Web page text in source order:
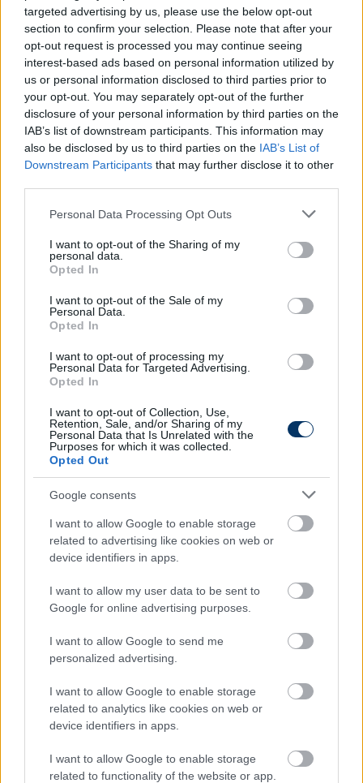
targeted advertising by us, please use the below opt-out
section to confirm your selection. Please note that after your
opt-out request is processed you may continue seeing
interest-based ads based on personal information utilized by
us or personal information disclosed to third parties prior to
your opt-out. You may separately opt-out of the further
disclosure of your personal information by third parties on the
IAB’s list of downstream participants. This information may
also be disclosed by us to third parties on the IAB’s List of
Downstream Participants that may further disclose it to other
Please note that this website/app uses one or more Google
not limited to your visit or usage behaviour. You may click to
grant or deny consent to Google and its third-party tags to
use your data for below specified purposes in below Google
consent section.
Personal Data Processing Opt Outs
I want to opt-out of the Sharing of my
personal data.
Opted In
I want to opt-out of the Sale of my
Personal Data.
Opted In
I want to opt-out of processing my
Personal Data for Targeted Advertising.
Opted In
I want to opt-out of Collection, Use,
Retention, Sale, and/or Sharing of my
Personal Data that Is Unrelated with the
Purposes for which it was collected.
Opted Out
Google consents
I want to allow Google to enable storage
related to advertising like cookies on web or
device identifiers in apps.
I want to allow my user data to be sent to
Google for online advertising purposes.
I want to allow Google to send me
personalized advertising.
I want to allow Google to enable storage
related to analytics like cookies on web or
device identifiers in apps.
I want to allow Google to enable storage
related to functionality of the website or app.
ambiciózus céljaink lesznek– értékelt az mlsz.hu-
nakGerliczki Mátészövetségi edző.– Büszke
vagyok a játékosaimra és a kollégáimra is, mivel
amióta átvettük a csapat irányítását, most
játszottunk a legjobban és legötletesebben.
Vereséget szenvedtünk – amit kifejezetten utálunk!
–, holott a játék minden elemében jobbak voltunk
ellenfelünknél, de a törököknek két érvényes góljuk
volt, nekünk viszont csak egy. Ettől függetlenül
nagyot léptünk előre, és elsősorban ez a lényeg.
Törökország-Magyarország 2-1
Magyarország: Esery Desmond – Ujváry Ferenc
(Ablonczy Csanád, 82.), Szebellédi Bátor, Asztalos
Noel, Csóka Gergely (Milicz Péter, 82.) – Riba
Zsombor (Brugger Dániel, 63.), Varga Zsombor, Zubor
71.), Gólik Benjámin
Olvastad már?
Kemenes távozik az MLSZ-től és NB I-
es élcsapatnál lesz vezető
Bogdán Ádám hívására érkezhet Debrecenbe a 39
éves szakember.